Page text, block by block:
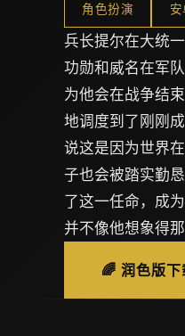
角色扮演 安
兵长提尔在大统
功勋和威名在军
为他会在战争结
地调度到了刚刚
说这是因为世界
子也会被踏实勤
了这一任命，成
并不像他想象得
🌈 润色版下